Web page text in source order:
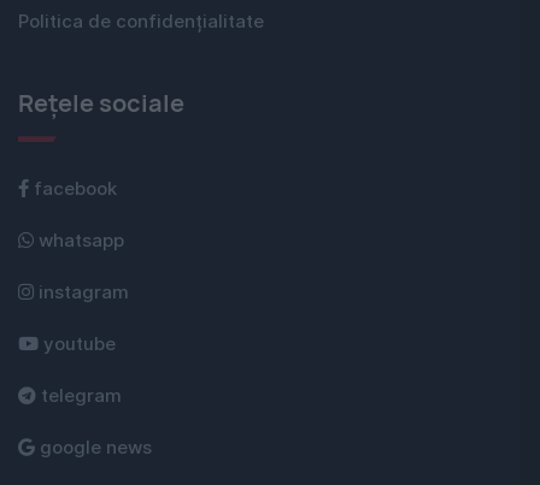
Politica de confidențialitate
Rețele sociale
facebook
whatsapp
instagram
youtube
telegram
google news